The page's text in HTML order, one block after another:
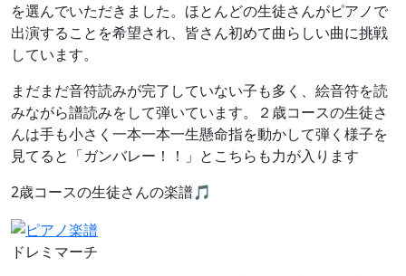
を選んでいただきました。ほとんどの生徒さんがピアノで
出演することを希望され、皆さん初めて曲らしい曲に挑戦
しています。
まだまだ音符読みが完了していない子も多く、絵音符を読
みながら譜読みをして弾いています。２歳コースの生徒さ
んは手も小さく一本一本一生懸命指を動かして弾く様子を
見てると「ガンバレー！！」とこちらも力が入ります
2歳コースの生徒さんの楽譜🎵
ドレミマーチ